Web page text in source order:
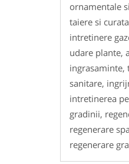
ornamentale
taiere si
intretinere
udare plante,
ingrasaminte,
sanitare,
intretinerea
gradinii,
regenerare
regenerare